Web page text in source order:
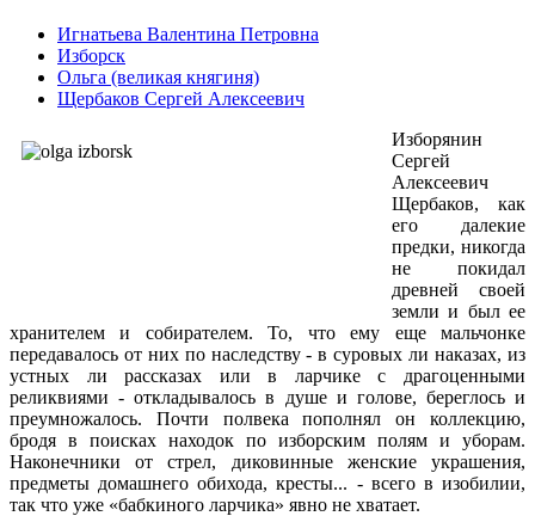
Игнатьева Валентина Петровна
Изборск
Ольга (великая княгиня)
Щербаков Сергей Алексеевич
Изборянин
Сергей
Алексеевич
Щербаков, как
его далекие
предки, никогда
не покидал
древней своей
земли и был ее
хранителем и собирателем. То, что ему еще мальчонке
передавалось от них по наследству - в суровых ли наказах, из
устных ли рассказах или в ларчике с драгоценными
реликвиями - откладывалось в душе и голове, береглось и
преумножалось. Почти полвека пополнял он коллекцию,
бродя в поисках находок по изборским полям и уборам.
Наконечники от стрел, диковинные женские украшения,
предметы домашнего обихода, кресты... - всего в изобилии,
так что уже «бабкиного ларчика» явно не хватает.